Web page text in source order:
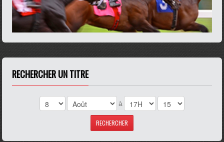
RECHERCHER UN TITRE
à